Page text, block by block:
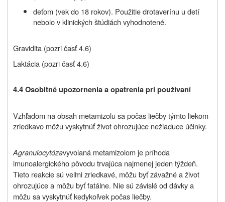
deťom (vek do 18 rokov). Použitie drotaverínu u detí
nebolo v klinických štúdiách vyhodnotené.
Gravidita (pozri časť 4.6)
Laktácia (pozri časť 4.6)
4.4 Osobitné upozornenia a opatrenia pri používaní
Vzhľadom na obsah metamizolu sa počas liečby týmto liekom
zriedkavo môžu vyskytnúť život ohrozujúce nežiaduce účinky.
Agranulocytózavyvolaná metamizolom je príhoda
imunoalergického pôvodu trvajúca najmenej jeden týždeň.
Tieto reakcie sú veľmi zriedkavé, môžu byť závažné a život
ohrozujúce a môžu byť fatálne. Nie sú závislé od dávky a
môžu sa vyskytnúť kedykoľvek počas liečby.